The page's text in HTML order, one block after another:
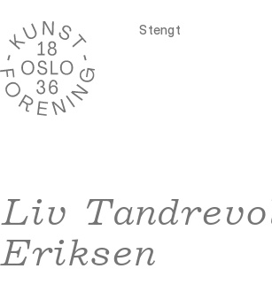
Stengt
Liv
Eriksen